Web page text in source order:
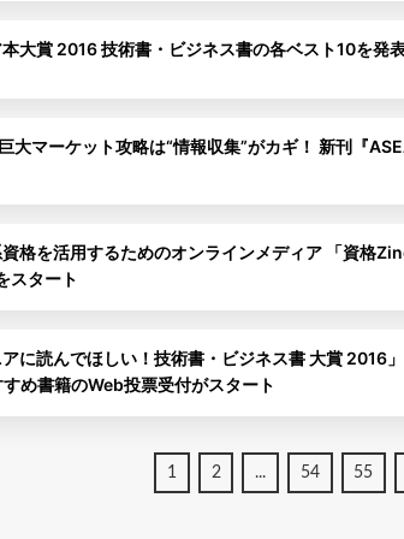
大賞 2016 技術書・ビジネス書の各ベスト10を発表
大マーケット攻略は“情報収集”がカギ！ 新刊『
格を活用するためのオンラインメディア 「資格
スタート
アに読んでほしい！技術書・ビジネス書 大賞 2016
め書籍のWeb投票受付がスタート
1 2 ... 54 55